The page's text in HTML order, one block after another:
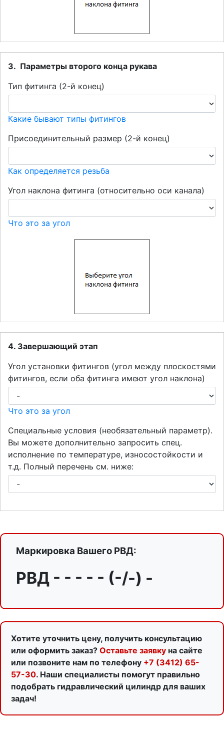
3. Параметры второго конца рукава
Тип фитинга (2-й конец)
Какие бывают типы фитингов
Присоединительный размер (2-й конец)
Как определяется резьба
Угол наклона фитинга (относительно оси канала)
Что это за угол
4. Завершающий этап
Угол установки фитингов (угол между плоскостями
фитингов, если оба фитинга имеют угол наклона)
Что это за угол
Специальные условия (необязательный параметр).
Вы можете дополнительно запросить спец.
исполнение по температуре, износостойкости и
т.д. Полный перечень см. ниже:
Маркировка Вашего РВД:
РВД - - - - - (-/-) -
Хотите уточнить цену, получить консультацию
или оформить заказ? Оставьте заявку на сайте
или позвоните нам по телефону +7 (3412) 65-
57-30. Наши специалисты помогут правильно
подобрать гидравлический цилиндр для ваших
задач!